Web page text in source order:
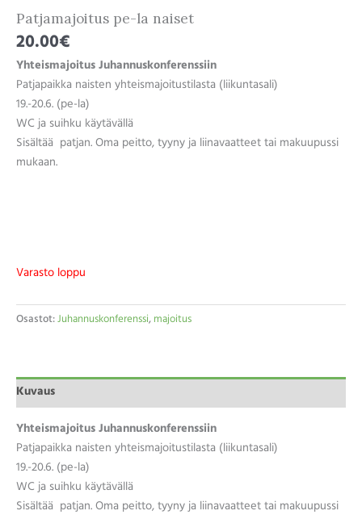
Patjamajoitus pe-la naiset
20.00€
Yhteismajoitus Juhannuskonferenssiin
Patjapaikka naisten yhteismajoitustilasta (liikuntasali)
19.-20.6. (pe-la)
WC ja suihku käytävällä
Sisältää patjan. Oma peitto, tyyny ja liinavaatteet tai makuupussi
mukaan.
Varasto loppu
Osastot: Juhannuskonferenssi, majoitus
Kuvaus
Yhteismajoitus Juhannuskonferenssiin
Patjapaikka naisten yhteismajoitustilasta (liikuntasali)
19.-20.6. (pe-la)
WC ja suihku käytävällä
Sisältää patjan. Oma peitto, tyyny ja liinavaatteet tai makuupussi